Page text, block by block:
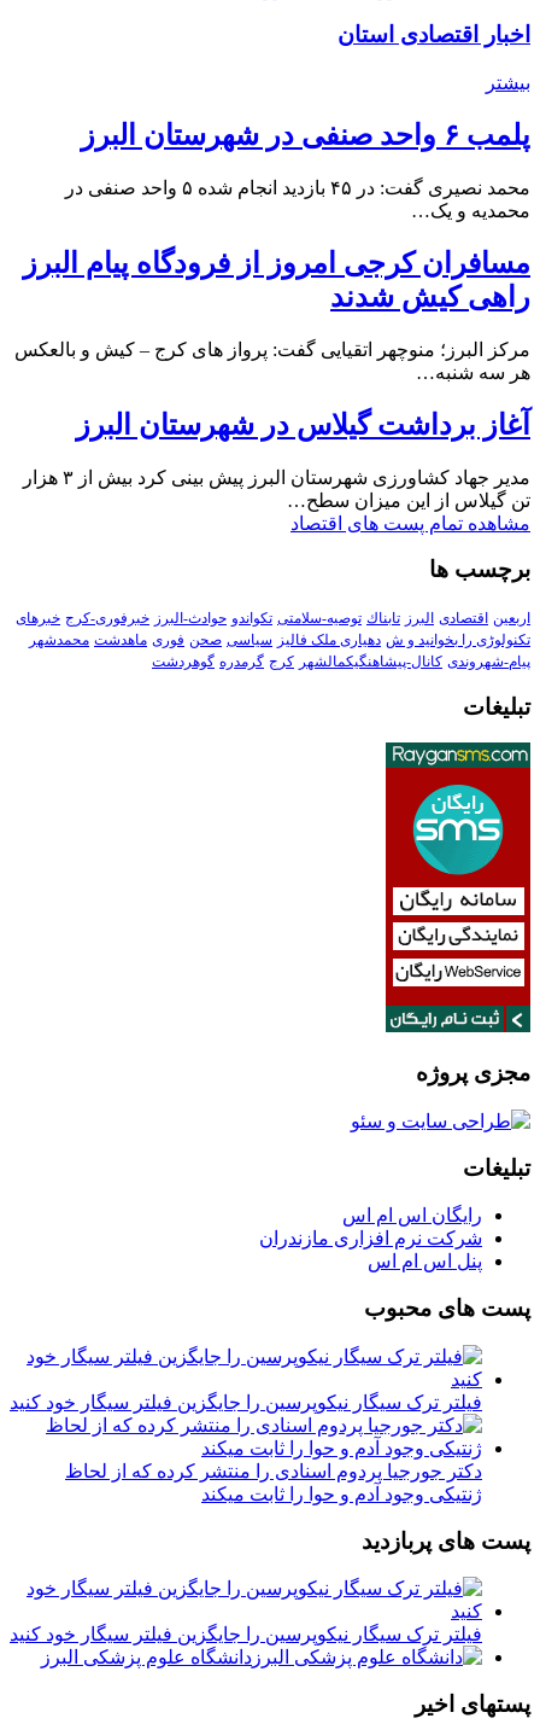
اخبار اقتصادی استان
بیشتر
پلمب ۶ واحد صنفی در شهرستان البرز
محمد نصیری گفت: در ۴۵ بازدید انجام شده ۵ واحد صنفی در
محمدیه و یک…
مسافران کرجی امروز از فرودگاه پیام البرز
راهی کیش شدند
مرکز البرز؛ منوچهر اتقیایی گفت: پرواز های کرج – کیش و بالعکس
هر سه شنبه…
آغاز برداشت گیلاس در شهرستان البرز
مدیر جهاد کشاورزی شهرستان البرز پیش بینی کرد بیش از ۳ هزار
تن گیلاس از این میزان سطح…
مشاهده تمام پست های اقتصاد
برچسب ها
اربعین اقتصادی البرز تابناك توصیه-سلامتی تکواندو حوادث-البرز خبرفوری-کرج خبرهای
تکنولوڑی را بخوانید و ش دهیاری ملک فالیز سیاسی صحن فوری ماهدشت محمدشهر
پیام-شهروندی کانال-پیشاهنگیکمالشهر کرج گرمدره گوهردشت
تبلیغات
مجزی پروژه
تبلیغات
رایگان اس ام اس
شرکت نرم افزاری مازندران
پنل اس ام اس
پست های محبوب
فیلتر ترک سیگار نیکوپرسین را جایگزین فیلتر سیگار خود کنید
دکتر جورجیا پردوم اسنادی را منتشر کرده که از لحاظ
ژنتیکی وجود آدم و حوا را ثابت میکند
پست های پربازدید
فیلتر ترک سیگار نیکوپرسین را جایگزین فیلتر سیگار خود کنید
دانشگاه علوم پزشکی البرز
پستهای اخیر